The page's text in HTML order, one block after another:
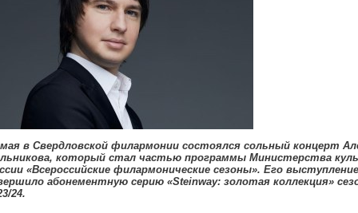
в Свердловской филармонии состоялся сольный концерт
который стал частью программы Министерства
«Всероссийские филармонические сезоны». Его выступление
абонементную серию «Steinway: золотая коллекция»
24.